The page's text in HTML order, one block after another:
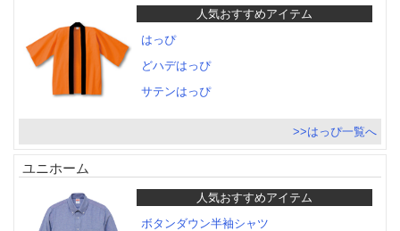
人気おすすめアイテム
はっぴ
どハデはっぴ
サテンはっぴ
>>はっぴ一覧へ
ユニホーム
人気おすすめアイテム
ボタンダウン半袖シャツ